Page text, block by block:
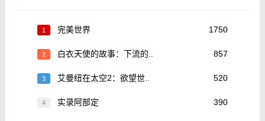
1 完美世界 1750
2 白衣天使的故事：下流的.. 857
3 艾曼纽在太空2：欲望世.. 520
4 实录阿部定 390